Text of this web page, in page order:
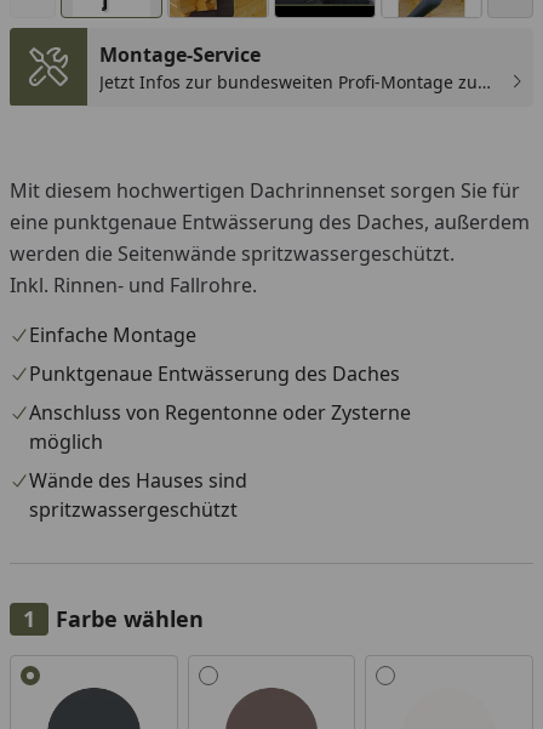
Montage-Service
Jetzt Infos zur bundesweiten Profi-Montage zum
Mit diesem hochwertigen Dachrinnenset sorgen Sie für
eine punktgenaue Entwässerung des Daches, außerdem
werden die Seitenwände spritzwassergeschützt.
Inkl. Rinnen- und Fallrohre.
Einfache Montage
Punktgenaue Entwässerung des Daches
Anschluss von Regentonne oder Zysterne
möglich
Wände des Hauses sind
spritzwassergeschützt
Farbe wählen
Alle anzeigen (3)